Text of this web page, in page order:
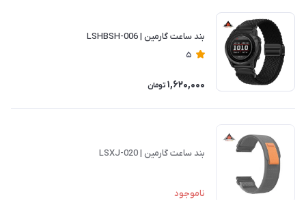
بند ساعت گارمین | LSHBSH-006
5
1,620,000 تومان
بند ساعت گارمین | LSXJ-020
ناموجود